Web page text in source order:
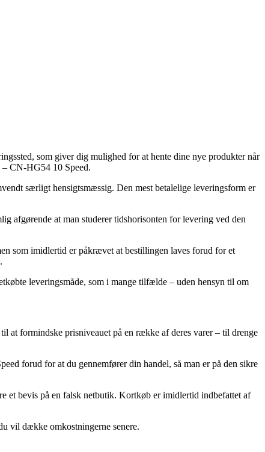
som giver dig mulighed for at hente dine nye produkter når
CN-HG54 10 Speed.
særligt hensigtsmæssig. Den mest betalelige leveringsform er
afgørende at man studerer tidshorisonten for levering ved den
som imidlertid er påkrævet at bestillingen laves forud for et
leveringsmåde, som i mange tilfælde – uden hensyn til om
at formindske prisniveauet på en række af deres varer – til drenge
forud for at du gennemfører din handel, så man er på den sikre
et bevis på en falsk netbutik. Kortkøb er imidlertid indbefattet af
vil dække omkostningerne senere.